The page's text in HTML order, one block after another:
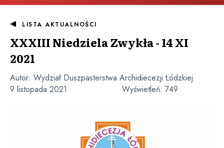
LISTA AKTUALNOŚCI
XXXIII Niedziela Zwykła - 14 XI
2021
Autor: Wydział Duszpasterstwa Archidiecezji Łódzkiej
9 listopada 2021
Wyświetleń: 749